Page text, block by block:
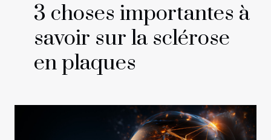
3 choses importantes à
savoir sur la sclérose
en plaques